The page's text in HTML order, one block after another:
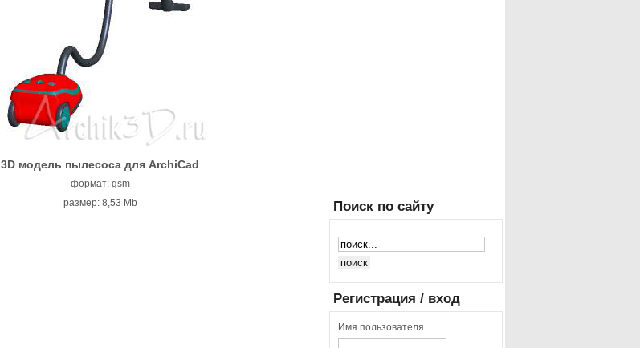
3D модель пылесоса для ArchiCad
формат: gsm
размер: 8,53 Mb
Поиск по сайту
Регистрация / вход
Имя пользователя